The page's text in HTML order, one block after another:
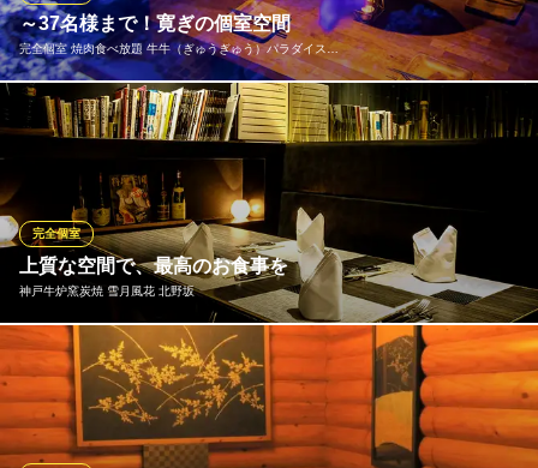
個室居酒屋 くいもの屋わん 阪急三宮駅前店
三宮駅 個室 居酒屋
阪急神戸線神戸三宮駅 徒歩1分
兵庫県神戸市中央区北長狭通1-9-1 コトブキ馳走ビルB1
～37名様まで！寛ぎの個室空間
完全個室 焼肉食べ放題 牛牛（ぎゅうぎゅう）パラダイス…
牛牛パラダイスでは、広々とした和風掘りごたつ個室をご用意し
ております。柔らかい光で演出された和個室は4名様～37名様まで
対応可能。人気のお席はお早めのご予約がおすすめです◎
完全個室 焼肉食べ放題 牛牛（ぎゅうぎゅう）パラダイス三
宮
三宮で焼肉食べ飲み放題
神戸市営地下鉄西神・山手線三宮駅 徒歩1分
兵庫県神戸市中央区下山手通2-10-3 ＲＩＴＳ ＢＬＤ生田新道 3F
上質な空間で、最高のお食事を
神戸牛炉窯炭焼 雪月風花 北野坂
完全個室
個室のご利用はお電話にてご予約下さい。会社でのご利用や会合
に是非ご利用下さい。 2016年末より個室は2部屋になりました。
５～6名、７～8名という二部屋の個室がございます。 ※クリック
すると拡大されます。